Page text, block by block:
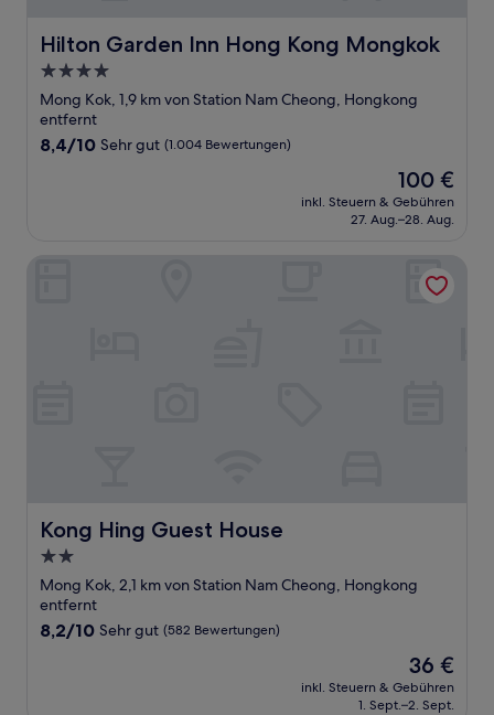
Hilton Garden Inn Hong Kong Mongkok
Hilton Garden Inn Hong Kong Mongkok
4.0-
Sterne-
Unterkunft
Mong Kok, 1,9 km von Station Nam Cheong, Hongkong
entfernt
8.4
Bewertungen)
8,4/10 Sehr gut (1.004 Bewertungen)
Der
Preis
beträgt
100 €
inkl. Steuern & Gebühren
27. Aug.–28. Aug.
Kong Hing Guest House
Kong Hing Guest House
2.0-
Sterne-
Unterkunft
Mong Kok, 2,1 km von Station Nam Cheong, Hongkong
entfernt
8.2
8,2/10 Sehr gut (582 Bewertungen)
Der
Preis
beträgt
36 €
inkl. Steuern & Gebühren
1. Sept.–2. Sept.